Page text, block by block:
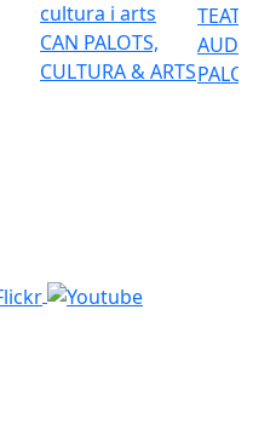
CAN PALOTS,
CULTURA & ARTS